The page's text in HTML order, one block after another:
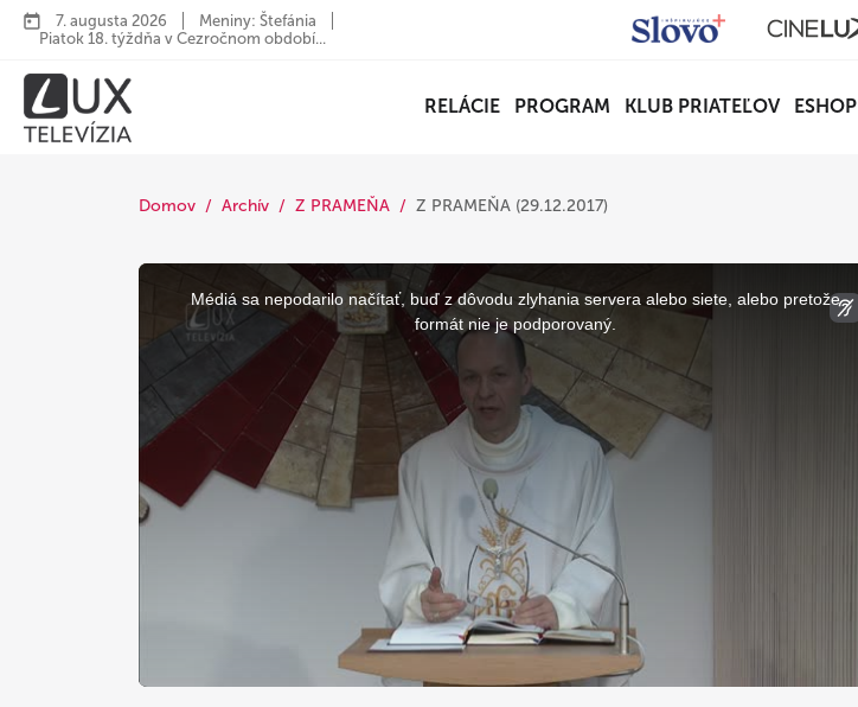
7. augusta 2026
Meniny: Štefánia
Piatok 18. týždňa v Cezročnom období...
RELÁCIE PROGRAM KLUB PRIATEĽOV ESHOP
Domov Archív Z PRAMEŇA Z PRAMEŇA (29.12.2017)
This
Médiá sa nepodarilo načítať, buď z dôvodu zlyhania servera alebo siete, alebo pretože
formát nie je podporovaný.